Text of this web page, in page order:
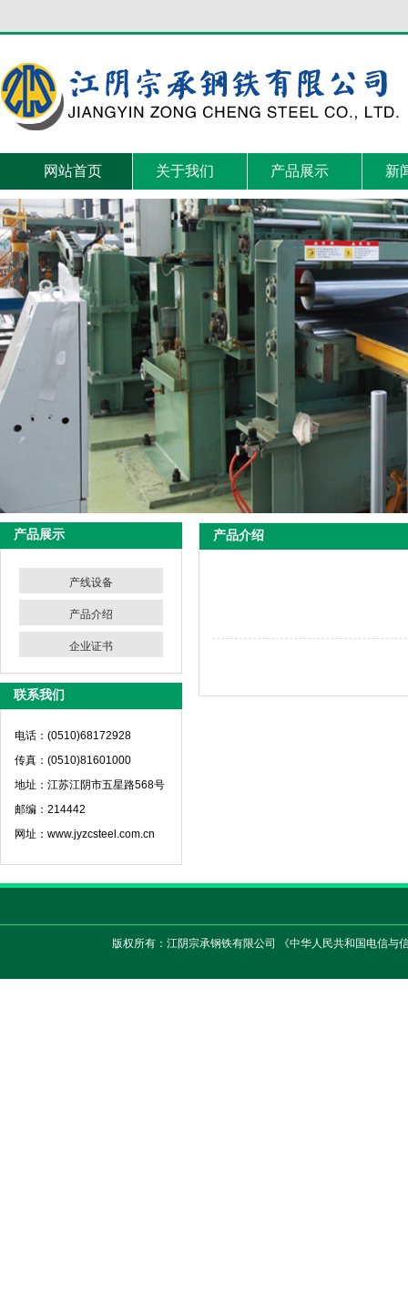
网站首页 关于我们 产品展示 新
产品展示
产线设备
产品介绍
企业证书
联系我们
电话：(0510)68172928
传真：(0510)81601000
地址：江苏江阴市五星路568号
邮编：214442
网址：www.jyzcsteel.com.cn
产品介绍
版权所有：江阴宗承钢铁有限公司 《中华人民共和国电信与